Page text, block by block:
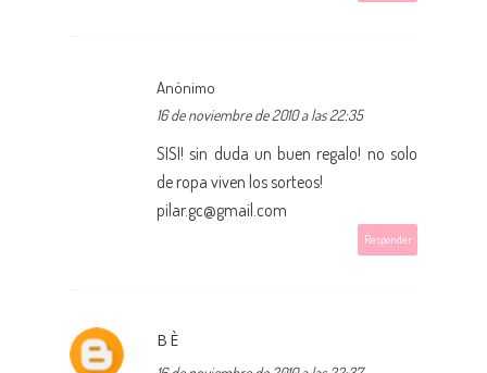
Anónimo
16 de noviembre de 2010 a las 22:35
SISI! sin duda un buen regalo! no solo
de ropa viven los sorteos!
pilar.gc@gmail.com
Responder
BÈ